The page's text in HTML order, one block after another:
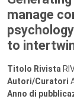
manage
to
Titolo Rivista
Autori/Curatori
Anno di